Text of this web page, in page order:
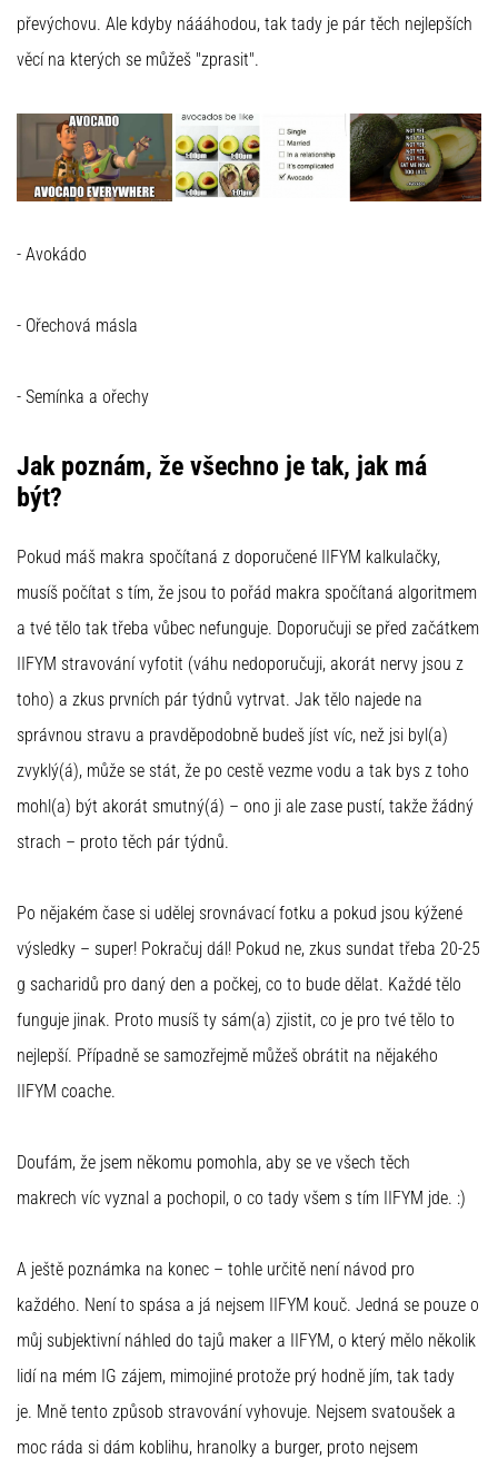
převýchovu. Ale kdyby náááhodou, tak tady je pár těch nejlepších
věcí na kterých se můžeš "zprasit".
- Avokádo
- Ořechová másla
- Semínka a ořechy
Jak poznám, že všechno je tak, jak má
být?
Pokud máš makra spočítaná z doporučené IIFYM kalkulačky,
musíš počítat s tím, že jsou to pořád makra spočítaná algoritmem
a tvé tělo tak třeba vůbec nefunguje. Doporučuji se před začátkem
IIFYM stravování vyfotit (váhu nedoporučuji, akorát nervy jsou z
toho) a zkus prvních pár týdnů vytrvat. Jak tělo najede na
správnou stravu a pravděpodobně budeš jíst víc, než jsi byl(a)
zvyklý(á), může se stát, že po cestě vezme vodu a tak bys z toho
mohl(a) být akorát smutný(á) – ono ji ale zase pustí, takže žádný
strach – proto těch pár týdnů.
Po nějakém čase si udělej srovnávací fotku a pokud jsou kýžené
výsledky – super! Pokračuj dál! Pokud ne, zkus sundat třeba 20-25
g sacharidů pro daný den a počkej, co to bude dělat. Každé tělo
funguje jinak. Proto musíš ty sám(a) zjistit, co je pro tvé tělo to
nejlepší. Případně se samozřejmě můžeš obrátit na nějakého
IIFYM coache.
Doufám, že jsem někomu pomohla, aby se ve všech těch
makrech víc vyznal a pochopil, o co tady všem s tím IIFYM jde. :)
A ještě poznámka na konec – tohle určitě není návod pro
každého. Není to spása a já nejsem IIFYM kouč. Jedná se pouze o
můj subjektivní náhled do tajů maker a IIFYM, o který mělo několik
lidí na mém IG zájem, mimojiné protože prý hodně jím, tak tady
je. Mně tento způsob stravování vyhovuje. Nejsem svatoušek a
moc ráda si dám koblihu, hranolky a burger, proto nejsem